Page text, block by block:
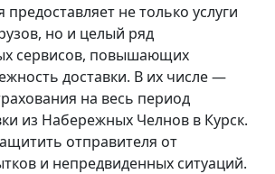
не только услуги
но и целый ряд
сервисов, повышающих
доставки. В их числе —
на весь период
из Набережных Челнов в Курск.
отправителя от
и непредвиденных ситуаций.